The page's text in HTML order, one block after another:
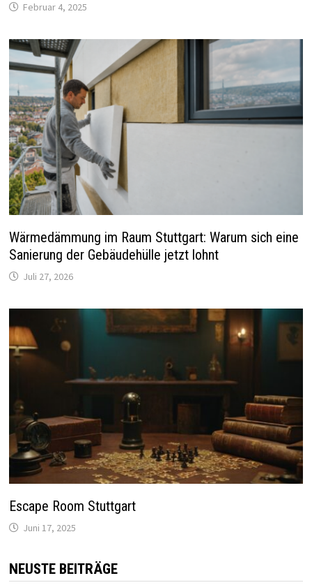
Februar 4, 2025
Wärmedämmung im Raum Stuttgart: Warum sich eine
Sanierung der Gebäudehülle jetzt lohnt
Juli 27, 2026
Escape Room Stuttgart
Juni 17, 2025
NEUSTE BEITRÄGE